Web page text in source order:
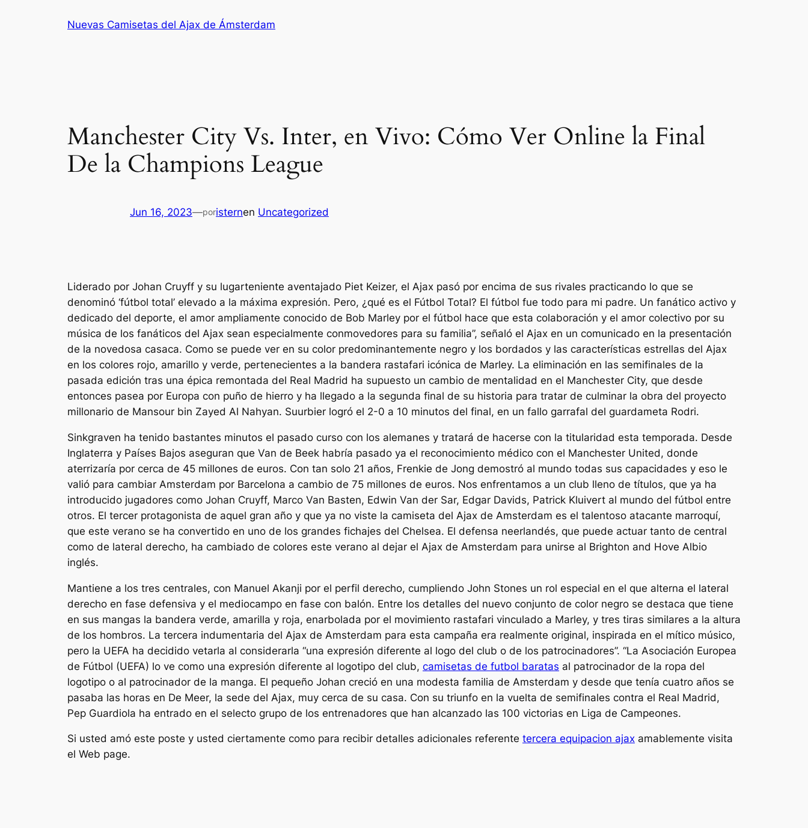
Nuevas Camisetas del Ajax de Ámsterdam
Manchester City Vs. Inter, en Vivo: Cómo Ver Online la Final
De la Champions League
Jun 16, 2023—poristernen Uncategorized
Liderado por Johan Cruyff y su lugarteniente aventajado Piet Keizer, el Ajax pasó por encima de sus rivales practicando lo que se
denominó ‘fútbol total’ elevado a la máxima expresión. Pero, ¿qué es el Fútbol Total? El fútbol fue todo para mi padre. Un fanático activo y
dedicado del deporte, el amor ampliamente conocido de Bob Marley por el fútbol hace que esta colaboración y el amor colectivo por su
música de los fanáticos del Ajax sean especialmente conmovedores para su familia”, señaló el Ajax en un comunicado en la presentación
de la novedosa casaca. Como se puede ver en su color predominantemente negro y los bordados y las características estrellas del Ajax
en los colores rojo, amarillo y verde, pertenecientes a la bandera rastafari icónica de Marley. La eliminación en las semifinales de la
pasada edición tras una épica remontada del Real Madrid ha supuesto un cambio de mentalidad en el Manchester City, que desde
entonces pasea por Europa con puño de hierro y ha llegado a la segunda final de su historia para tratar de culminar la obra del proyecto
millonario de Mansour bin Zayed Al Nahyan. Suurbier logró el 2-0 a 10 minutos del final, en un fallo garrafal del guardameta Rodri.
Sinkgraven ha tenido bastantes minutos el pasado curso con los alemanes y tratará de hacerse con la titularidad esta temporada. Desde
Inglaterra y Países Bajos aseguran que Van de Beek habría pasado ya el reconocimiento médico con el Manchester United, donde
aterrizaría por cerca de 45 millones de euros. Con tan solo 21 años, Frenkie de Jong demostró al mundo todas sus capacidades y eso le
valió para cambiar Amsterdam por Barcelona a cambio de 75 millones de euros. Nos enfrentamos a un club lleno de títulos, que ya ha
introducido jugadores como Johan Cruyff, Marco Van Basten, Edwin Van der Sar, Edgar Davids, Patrick Kluivert al mundo del fútbol entre
otros. El tercer protagonista de aquel gran año y que ya no viste la camiseta del Ajax de Amsterdam es el talentoso atacante marroquí,
que este verano se ha convertido en uno de los grandes fichajes del Chelsea. El defensa neerlandés, que puede actuar tanto de central
como de lateral derecho, ha cambiado de colores este verano al dejar el Ajax de Amsterdam para unirse al Brighton and Hove Albio
inglés.
Mantiene a los tres centrales, con Manuel Akanji por el perfil derecho, cumpliendo John Stones un rol especial en el que alterna el lateral
derecho en fase defensiva y el mediocampo en fase con balón. Entre los detalles del nuevo conjunto de color negro se destaca que tiene
en sus mangas la bandera verde, amarilla y roja, enarbolada por el movimiento rastafari vinculado a Marley, y tres tiras similares a la altura
de los hombros. La tercera indumentaria del Ajax de Amsterdam para esta campaña era realmente original, inspirada en el mítico músico,
pero la UEFA ha decidido vetarla al considerarla “una expresión diferente al logo del club o de los patrocinadores”. “La Asociación Europea
de Fútbol (UEFA) lo ve como una expresión diferente al logotipo del club, camisetas de futbol baratas al patrocinador de la ropa del
logotipo o al patrocinador de la manga. El pequeño Johan creció en una modesta familia de Amsterdam y desde que tenía cuatro años se
pasaba las horas en De Meer, la sede del Ajax, muy cerca de su casa. Con su triunfo en la vuelta de semifinales contra el Real Madrid,
Pep Guardiola ha entrado en el selecto grupo de los entrenadores que han alcanzado las 100 victorias en Liga de Campeones.
Si usted amó este poste y usted ciertamente como para recibir detalles adicionales referente tercera equipacion ajax amablemente visita
el Web page.